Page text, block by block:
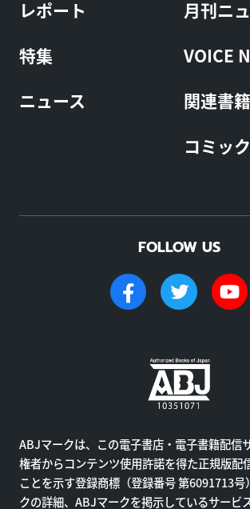
レポート
特集
ニュース
月刊ニ
VOICE
関連書籍
コミッ
FOLLOW US
ABJマークは、この電子書店・電子書籍配信
権者からコンテンツ使用許諾を得た正規版配
ことを示す登録商標（登録番号 第6091713号
クの詳細、ABJマークを掲示しているサービ